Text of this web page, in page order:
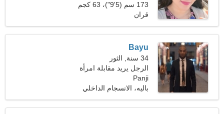
نزهة على الأقدام
173 سم (5'9")، 63 كجم
(138 رطلا)
قران
Bayu
34 سنة, الثور
الرجل يريد مقابلة امرأة
Panji
باليه، الانسجام الداخلي